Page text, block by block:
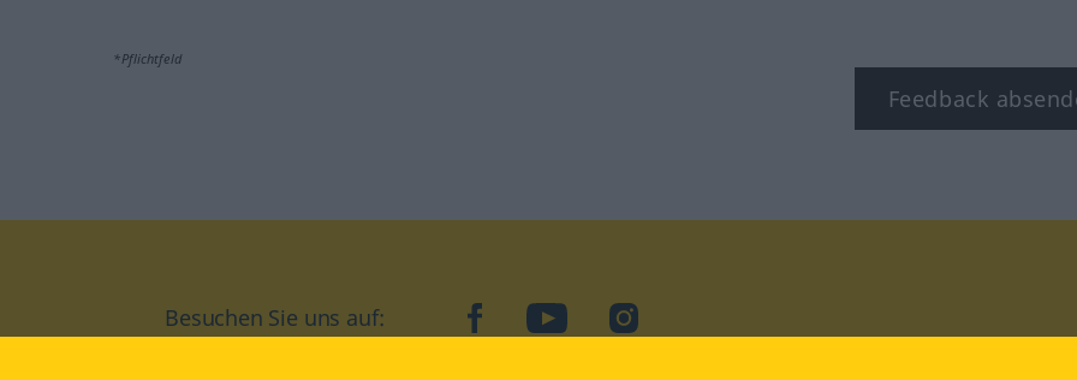
*Pflichtfeld
Feedback
Besuchen Sie uns auf: facebookYouTubeInstagram